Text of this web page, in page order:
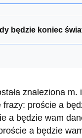
będzie koniec
znaleziona m.
frazy: proście a
a będzie wam
a będzie